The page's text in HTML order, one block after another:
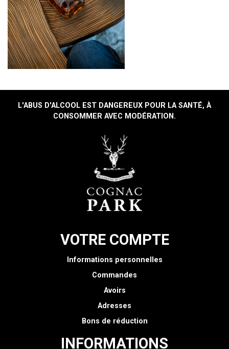
L'ABUS D'ALCOOL EST DANGEREUX POUR LA SANTÉ, À
CONSOMMER AVEC MODÉRATION.
VOTRE COMPTE
Informations personnelles
Commandes
Avoirs
Adresses
Bons de réduction
INFORMATIONS